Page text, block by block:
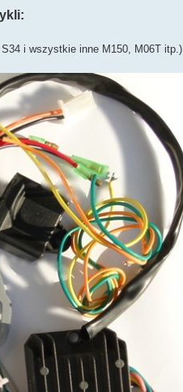
i wszystkie inne M150, M06T itp.)